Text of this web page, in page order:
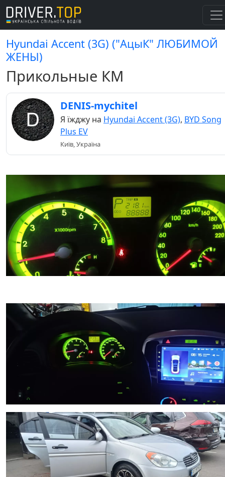
Hyundai Accent (3G) ("АцыК" ЛЮБИМОЙ
ЖЕНЫ)
Прикольные КМ
DENIS-mychitel
Я їжджу на Hyundai Accent (3G), BYD Song
Plus EV
Київ, Україна